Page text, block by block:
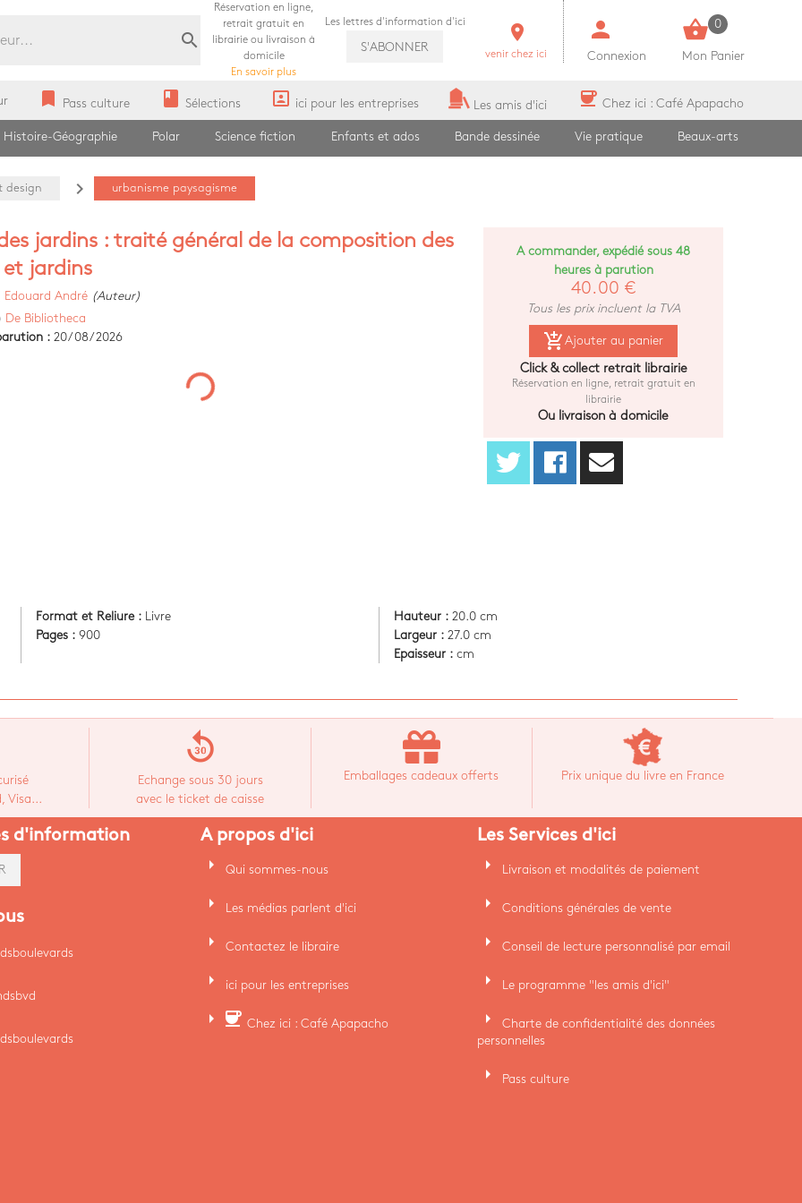
search
Réservation en ligne,
retrait gratuit en
librairie ou livraison à
domicile
En savoir plus
Les lettres d'information d'ici
S'ABONNER
room
venir chez ici
person
Connexion
shopping_basket 0
Mon Panier
bookmark Pass culture book Sélections portrait ici pour les entreprises Les amis d'ici coffee Chez ici : Café Apapacho
Histoire-Géographie Polar Science fiction Enfants et ados Bande dessinée Vie pratique Beaux-arts
design navigate_next urbanisme paysagisme
jardins : traité général de la composition des
et jardins
Edouard André (Auteur)
De Bibliotheca
: 20/08/2026
A commander, expédié sous 48
heures à parution
40,00 €
Tous les prix incluent la TVA
add_shopping_cart Ajouter au panier
favoriteAjouter aux favoris
Click & collect retrait librairie
librairie
Ou livraison à domicile
Format et Reliure :
Livre
Pages : 900
Hauteur : 20.0 cm
Largeur : 27.0 cm
Epaisseur : cm
Visa...
replay_30
Echange sous 30 jours
avec le ticket de caisse
Emballages cadeaux offerts Prix unique du livre en France
d'information A propos d'ici
arrow_right Qui sommes-nous
arrow_right Les médias parlent d'ici
arrow_right Contactez le libraire
arrow_right ici pour les entreprises
arrow_right coffee Chez ici : Café Apapacho
Les Services d'ici
arrow_right Livraison et modalités de paiement
arrow_right Conditions générales de vente
arrow_right Conseil de lecture personnalisé par email
arrow_right Le programme "les amis d'ici"
arrow_right
Charte de confidentialité des données
personnelles
arrow_right Pass culture